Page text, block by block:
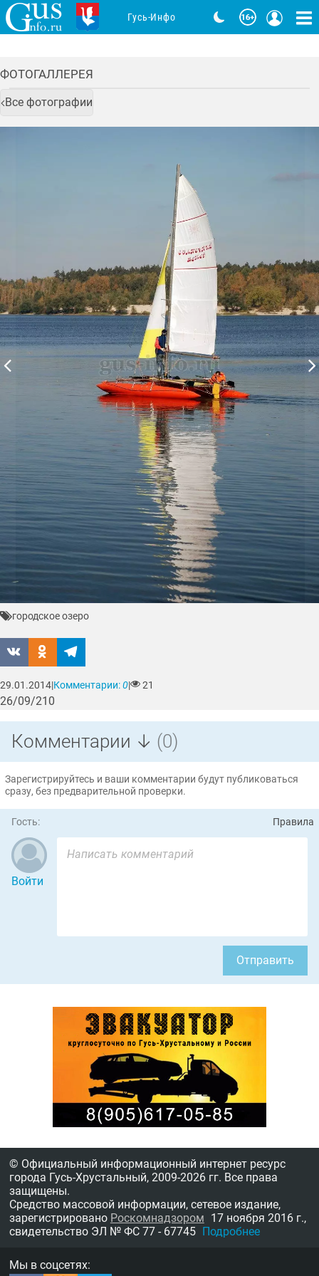
ФОТОГАЛЛЕРЕЯ
Все фотографии
городское озеро
29.01.2014|Комментарии:0| 21
26/09/210
Комментарии ↓ (0)
Зарегистрируйтесь и ваши комментарии будут публиковаться
сразу, без предварительной проверки.
Гость: Правила
Войти
Отправить
Гусь-Инфо
© Официальный информационный интернет ресурс
города Гусь-Хрустальный, 2009-2026 гг. Все права
защищены.
Средство массовой информации, сетевое издание,
зарегистрировано Роскомнадзором 17 ноября 2016 г.,
свидетельство ЭЛ № ФС 77 - 67745 Подробнее
Мы в соцсетях: